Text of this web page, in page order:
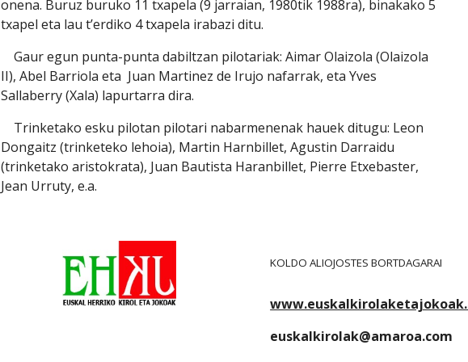
onena. Buruz buruko 11 txapela (9 jarraian, 1980tik 1988ra), binakako 5
txapel eta lau t’erdiko 4 txapela irabazi ditu.
    Gaur egun punta-punta dabiltzan pilotariak: Aimar Olaizola (Olaizola
II), Abel Barriola eta  Juan Martinez de Irujo nafarrak, eta Yves
Sallaberry (Xala) lapurtarra dira.
Dongaitz (trinketeko lehoia), Martin Harnbillet, Agustin Darraidu
(trinketako aristokrata), Juan Bautista Haranbillet, Pierre Etxebaster,
Jean Urruty, e.a.
KOLDO ALIOJOSTES BORTDAGARAI
euskalkirolak@amaroa.com